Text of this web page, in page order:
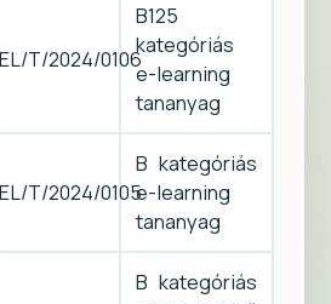
EL/T/2024/0106
B125
kategóriás
e-learning
tananyag
EL/T/2024/0105
B kategóriás
e-learning
tananyag
B kategóriás